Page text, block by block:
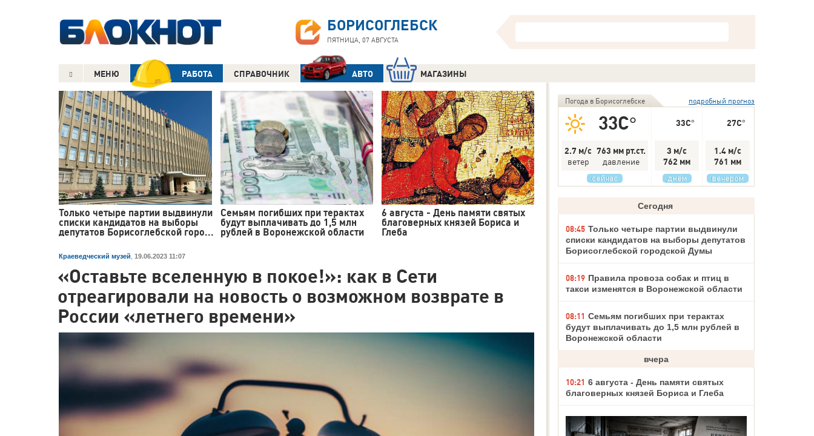
БОРИСОГЛЕБСК
ПЯТНИЦА, 07 АВГУСТА
МЕНЮ РАБОТА СПРАВОЧНИК АВТО МАГАЗИНЫ
Только четыре партии выдвинули
списки кандидатов на выборы
депутатов Борисоглебской горо...
Семьям погибших при терактах
будут выплачивать до 1,5 млн
рублей в Воронежской области
6 августа - День памяти святых
благоверных князей Бориса и
Глеба
Краеведческий музей 19.06.2023 11:07
«Оставьте вселенную в покое!»: как в Сети
отреагировали на новость о возможном возврате в
России «летнего времени»
Погода в Борисоглебске подробный прогноз
33C°
2.7 м/с
ветер
763 мм рт.ст.
давление
сейчас
33C°
3 м/с
762 мм
днём
27C°
1.4 м/с
761 мм
вечером
Сегодня
08:45 Только четыре партии выдвинули
списки кандидатов на выборы депутатов
Борисоглебской городской Думы
08:19 Правила провоза собак и птиц в
такси изменятся в Воронежской области
08:11 Семьям погибших при терактах
будут выплачивать до 1,5 млн рублей в
Воронежской области
вчера
10:21 6 августа - День памяти святых
благоверных князей Бориса и Глеба